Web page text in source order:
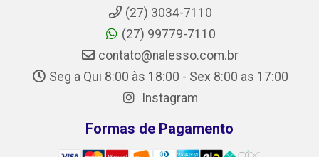
(27) 3034-7110
(27) 99779-7110
contato@nalesso.com.br
Seg a Qui 8:00 às 18:00 - Sex 8:00 as 17:00
Instagram
Formas de Pagamento